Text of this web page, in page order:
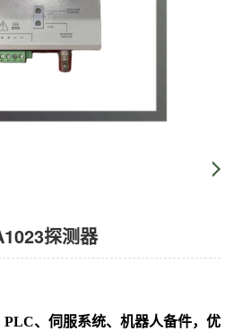
探测器
PLC、伺服系统、机器人备件，优